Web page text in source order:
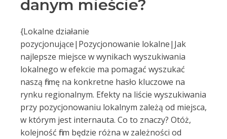
danym mieście?
{Lokalne działanie
pozycjonujące|Pozycjonowanie lokalne|Jak
najlepsze miejsce w wynikach wyszukiwania
lokalnego w efekcie ma pomagać wyszukać
naszą firmę na konkretne hasło kluczowe na
rynku regionalnym. Efekty na liście wyszukiwania
przy pozycjonowaniu lokalnym zależą od miejsca,
w którym jest internauta. Co to znaczy? Otóż,
kolejność firm będzie różna w zależności od